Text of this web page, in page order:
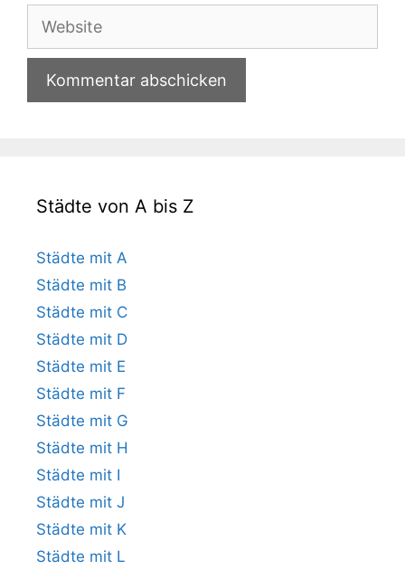
Adresse
Website
Städte von A bis Z
Städte mit A
Städte mit B
Städte mit C
Städte mit D
Städte mit E
Städte mit F
Städte mit G
Städte mit H
Städte mit I
Städte mit J
Städte mit K
Städte mit L